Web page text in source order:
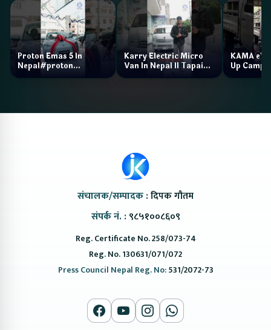
Proton Emas 5 In
Nepal#proton
#protonemas5#protonnepal#evcarnepal
Karry Electric Micro
Van In Nepal II Tapaiko
Bazar II Jankari
KAMA eV
Up Camp
संचालक/सम्पादक :दिपक गौतम
संपर्क नं. : ९८५१००८६०९
Reg. Certificate No. 258/073-74
Reg. No. 130631/071/072
Press Council Nepal Reg. No:531/2072-73